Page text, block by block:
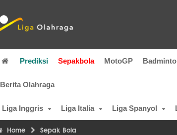
Prediksi Sepakbola MotoGP
Berita Olahraga
Liga Inggris Liga Italia Liga Spanyol
Home Sepak Bola